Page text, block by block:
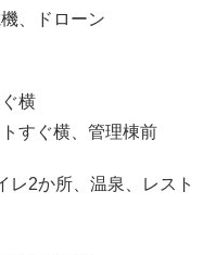
、ドローン
横
すぐ横、管理棟前
レ2か所、温泉、レスト